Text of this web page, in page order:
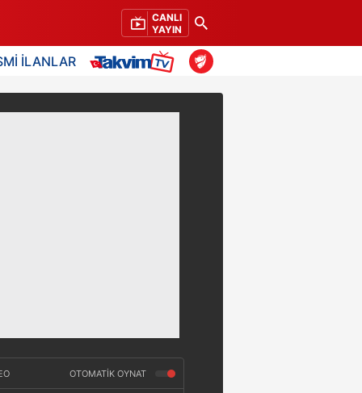
CANLI
YAYIN
İLANLAR
OTOMATİK OYNAT